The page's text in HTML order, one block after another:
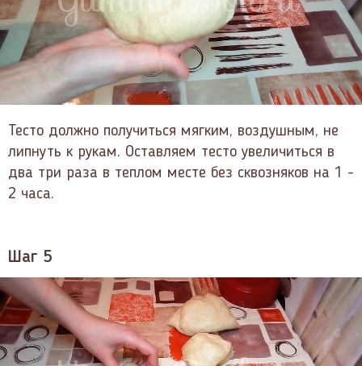
Тесто должно получиться мягким, воздушным, не
липнуть к рукам. Оставляем тесто увеличиться в
два три раза в теплом месте без сквозняков на 1 -
2 часа.
Шаг 5